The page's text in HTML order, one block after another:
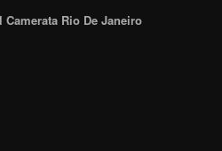
Rio De Janeiro